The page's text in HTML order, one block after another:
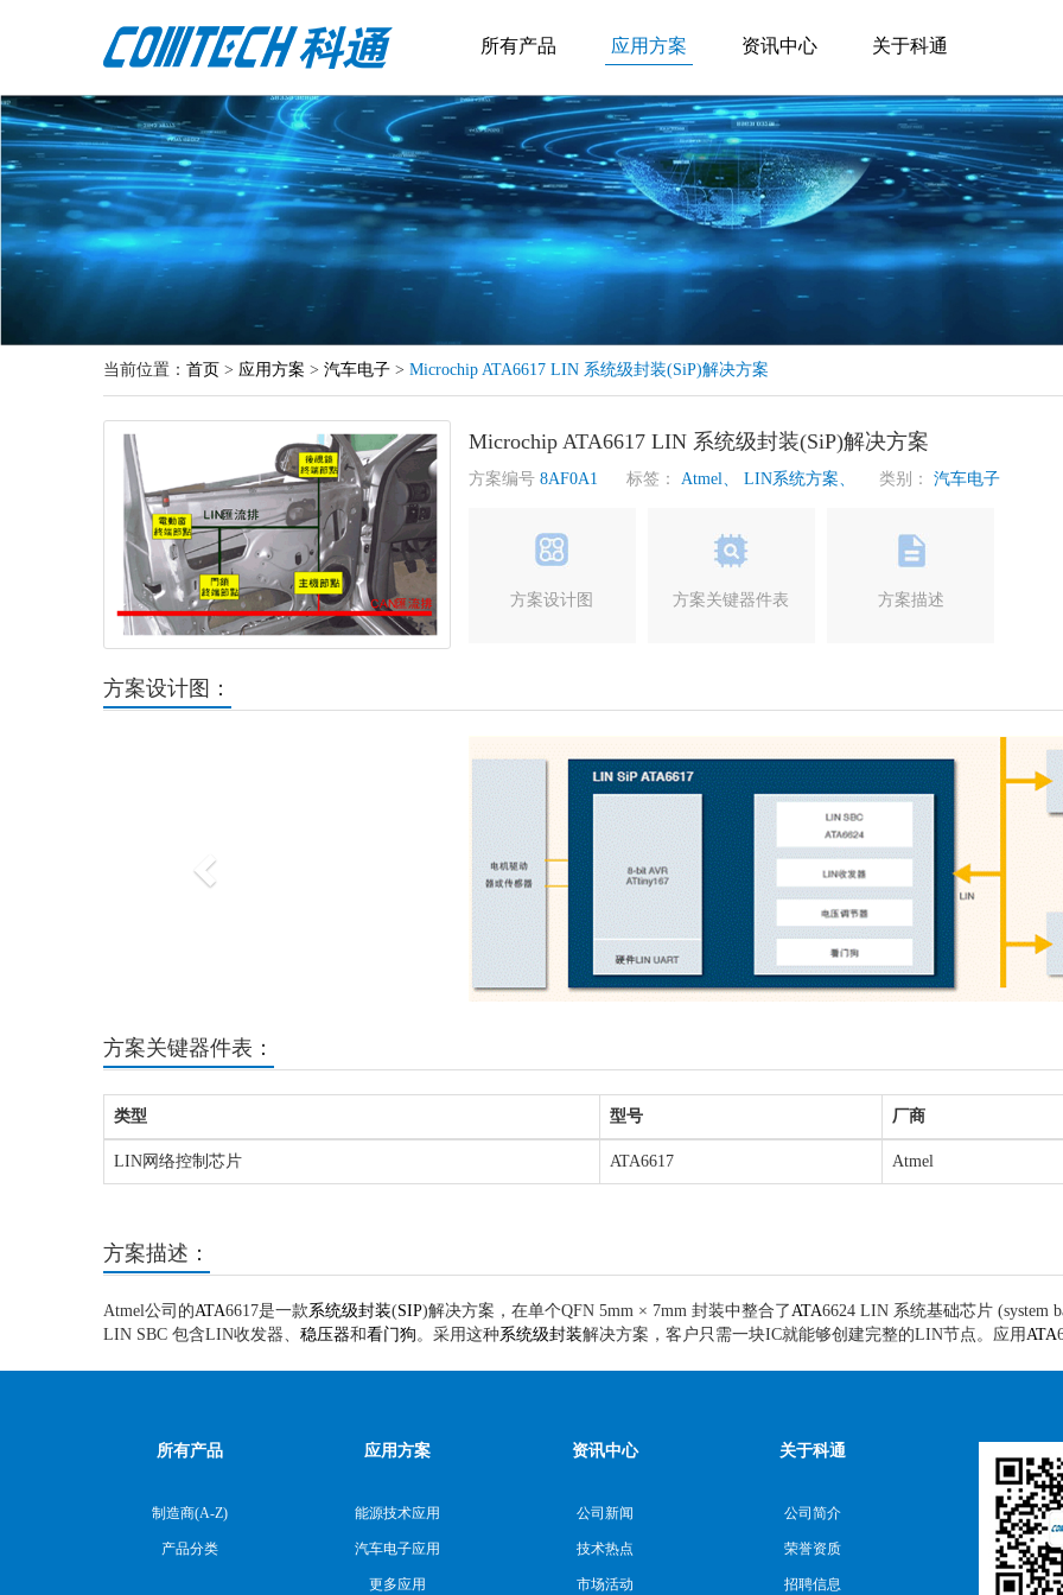
所有产品 应用方案 资讯中心 关于科通
当前位置： 首页 > 应用方案 > 汽车电子 > Microchip ATA6617 LIN 系统级封装(SiP)解决方案
Microchip ATA6617 LIN 系统级封装(SiP)解决方案
方案编号 8AF0A1 标签： Atmel、 LIN系统方案、 类别： 汽车电子
方案设计图 方案关键器件表 方案描述
方案设计图：
方案关键器件表：
类型 型号 厂商
LIN网络控制芯片 ATA6617 Atmel
方案描述：
Atmel公司的ATA6617是一款系统级封装(SIP)解决方案，在单个QFN 5mm × 7mm 封装中整合了ATA6624 LIN 系统基础芯片 (system
LIN SBC 包含LIN收发器、 稳压器和看门狗。采用这种系统级封装解决方案，客户只需一块IC就能够创建完整的LIN节点。应用ATA
所有产品
制造商(A-Z)
产品分类
应用方案
能源技术应用
汽车电子应用
更多应用
资讯中心
公司新闻
技术热点
市场活动
关于科通
公司简介
荣誉资质
招聘信息